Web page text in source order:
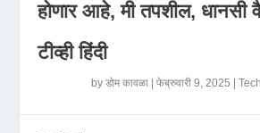
होणार आहे, मी तपशील, धानसी
टीव्ही हिंदी
byडोम कावळा |फेब्रुवारी 9, 2025 |